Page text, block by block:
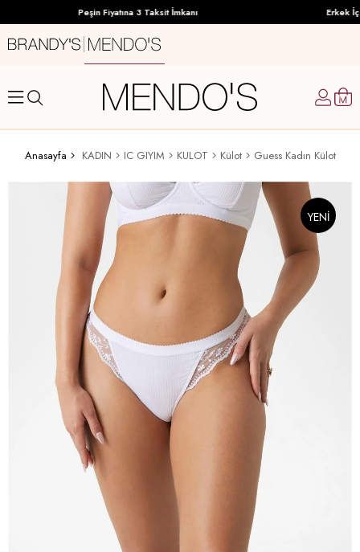
Peşin Fiyatına 3 Taksit İmkanı Erkek
Anasayfa KADIN IC GIYIM KULOT Külot Guess Kadın Külot
YENI
ÜRÜN